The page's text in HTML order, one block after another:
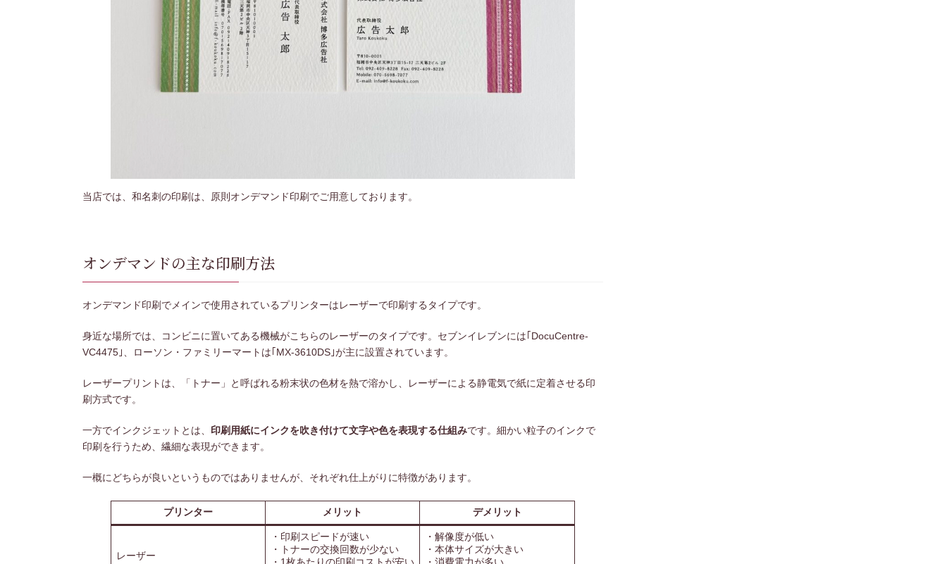
当店では、和名刺の印刷は、原則オンデマンド印刷でご用意しております。
オンデマンドの主な印刷方法
オンデマンド印刷でメインで使用されているプリンターはレーザーで印刷するタイプです。
身近な場所では、コンビニに置いてある機械がこちらのレーザーのタイプです。セブンイレブンには｢DocuCentre-
VC4475｣、ローソン・ファミリーマートは｢MX-3610DS｣が主に設置されています。
レーザープリントは、「トナー」と呼ばれる粉末状の色材を熱で溶かし、レーザーによる静電気で紙に定着させる印
刷方式です。
一方でインクジェットとは、 印刷用紙にインクを吹き付けて文字や色を表現する仕組みです。細かい粒子のインクで
印刷を行うため、繊細な表現ができます。
一概にどちらが良いというものではありませんが、それぞれ仕上がりに特徴があります。
プリンター メリット デメリット
レーザー
・印刷スピードが速い
・トナーの交換回数が少ない
・解像度が低い
・本体サイズが大きい